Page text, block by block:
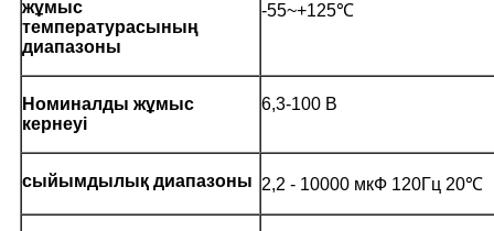
жұмыс
температурасының
диапазоны
-55~+125℃
Номиналды жұмыс
кернеуі
6,3-100 В
сыйымдылық диапазоны 2,2 - 10000 мкФ 120Гц 20℃